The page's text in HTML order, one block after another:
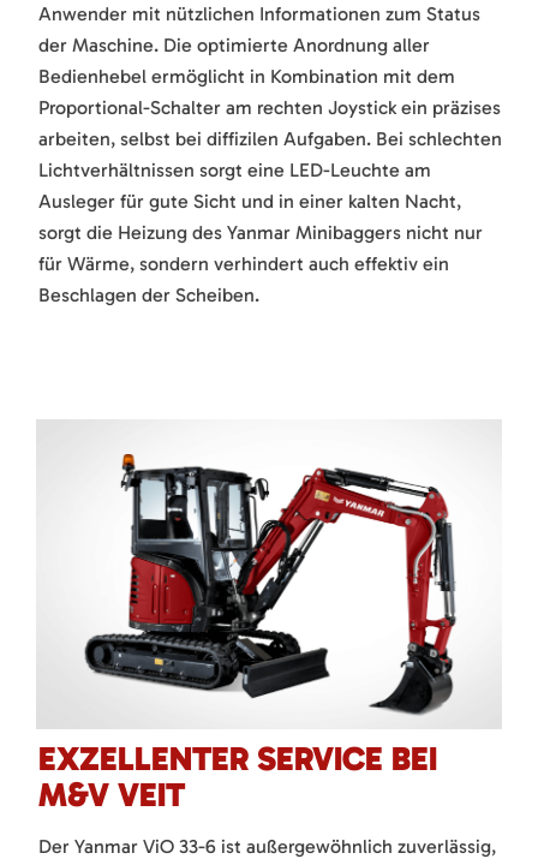
Anwender mit nützlichen Informationen zum Status
der Maschine. Die optimierte Anordnung aller
Bedienhebel ermöglicht in Kombination mit dem
Proportional-Schalter am rechten Joystick ein präzises
arbeiten, selbst bei diffizilen Aufgaben. Bei schlechten
Lichtverhältnissen sorgt eine LED-Leuchte am
Ausleger für gute Sicht und in einer kalten Nacht,
sorgt die Heizung des Yanmar Minibaggers nicht nur
für Wärme, sondern verhindert auch effektiv ein
Beschlagen der Scheiben.
EXZELLENTER SERVICE BEI
M&V VEIT
Der Yanmar ViO 33-6 ist außergewöhnlich zuverlässig,